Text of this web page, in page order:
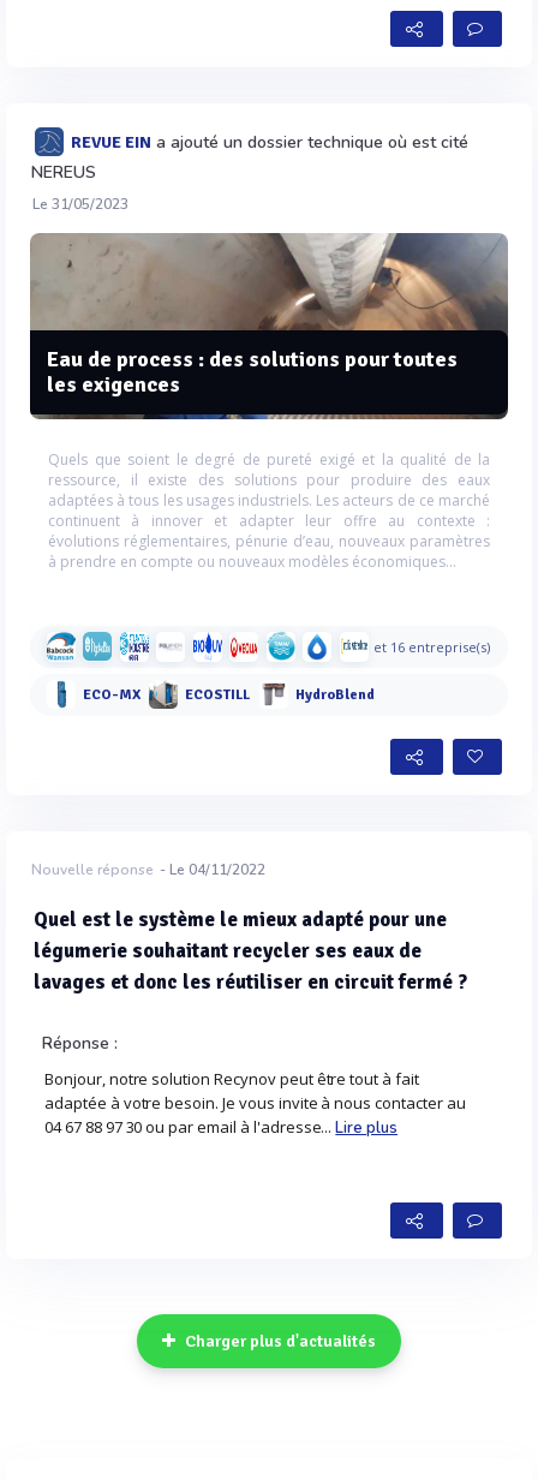
REVUE EIN a ajouté un dossier technique où est cité
NEREUS
Le 31/05/2023
Eau de process : des solutions pour toutes
les exigences
Quels que soient le degré de pureté exigé et la qualité de la
ressource, il existe des solutions pour produire des eaux
adaptées à tous les usages industriels. Les acteurs de ce marché
continuent à innover et adapter leur offre au contexte :
évolutions réglementaires, pénurie d’eau, nouveaux paramètres
à prendre en compte ou nouveaux modèles économiques…
et 16 entreprise(s)
ECO-MX ECOSTILL HydroBlend
Nouvelle réponse - Le 04/11/2022
Quel est le système le mieux adapté pour une
légumerie souhaitant recycler ses eaux de
lavages et donc les réutiliser en circuit fermé ?
Réponse :
Bonjour, notre solution Recynov peut être tout à fait
adaptée à votre besoin. Je vous invite à nous contacter au
04 67 88 97 30 ou par email à l'adresse...Lire plus
Charger plus d'actualités